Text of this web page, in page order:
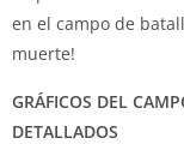
en el campo de
muerte!
GRÁFICOS DEL
DETALLADOS